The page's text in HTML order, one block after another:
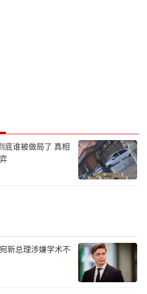
底谁被做局了 真相
新总理涉嫌学术不